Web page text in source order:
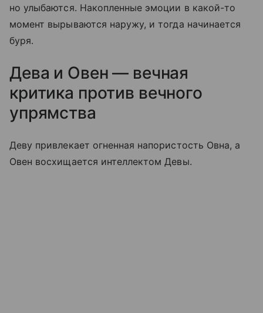
но улыбаются. Накопленные эмоции в какой-то
момент вырываются наружу, и тогда начинается
буря.
Дева и Овен — вечная
критика против вечного
упрямства
Деву привлекает огненная напористость Овна, а
Овен восхищается интеллектом Девы.